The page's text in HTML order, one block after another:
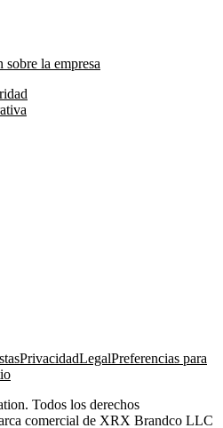
la empresa
PrivacidadLegalPreferencias para
Todos los derechos
comercial de XRX Brandco LLC